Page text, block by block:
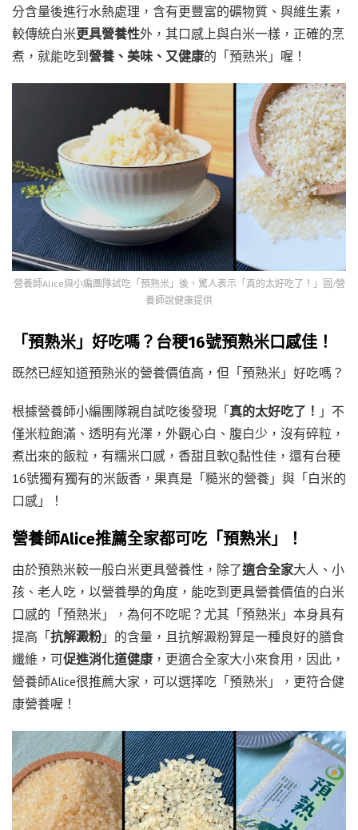
分含量後進行水熱處理，含有更豐富的礦物質、與維生素，
較傳統白米更具營養性外，其口感上與白米一樣，正確的烹
煮，就能吃到營養、美味、又健康的「預熟米」喔！
營養師Alice與小編團隊試吃「預熟米」後，驚人表示「真的太好吃了！」圖/營
養師說健康提供
「預熟米」好吃嗎？台稉16號預熟米口感佳！
既然已經知道預熟米的營養價值高，但「預熟米」好吃嗎？
根據營養師小編團隊親自試吃後發現「真的太好吃了！ 」不
僅米粒飽滿、透明有光澤，外觀心白、腹白少，沒有碎粒，
煮出來的飯粒，有糯米口感，香甜且軟Q黏性佳，還有台稉
16號獨有獨有的米飯香，果真是「糙米的營養」與「白米的
口感」！
營養師Alice推薦全家都可吃「預熟米」！
由於預熟米較一般白米更具營養性，除了適合全家大人、小
孩、老人吃，以營養學的角度，能吃到更具營養價值的白米
口感的「預熟米」，為何不吃呢？尤其「預熟米」本身具有
提高「抗解澱粉」的含量，且抗解澱粉算是一種良好的膳食
纖維，可促進消化道健康 ，更適合全家大小來食用，因此，
營養師Alice很推薦大家，可以選擇吃「預熟米」，更符合健
康營養喔！